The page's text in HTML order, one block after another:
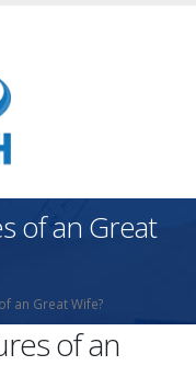
of an Great
an Great Wife?
of an